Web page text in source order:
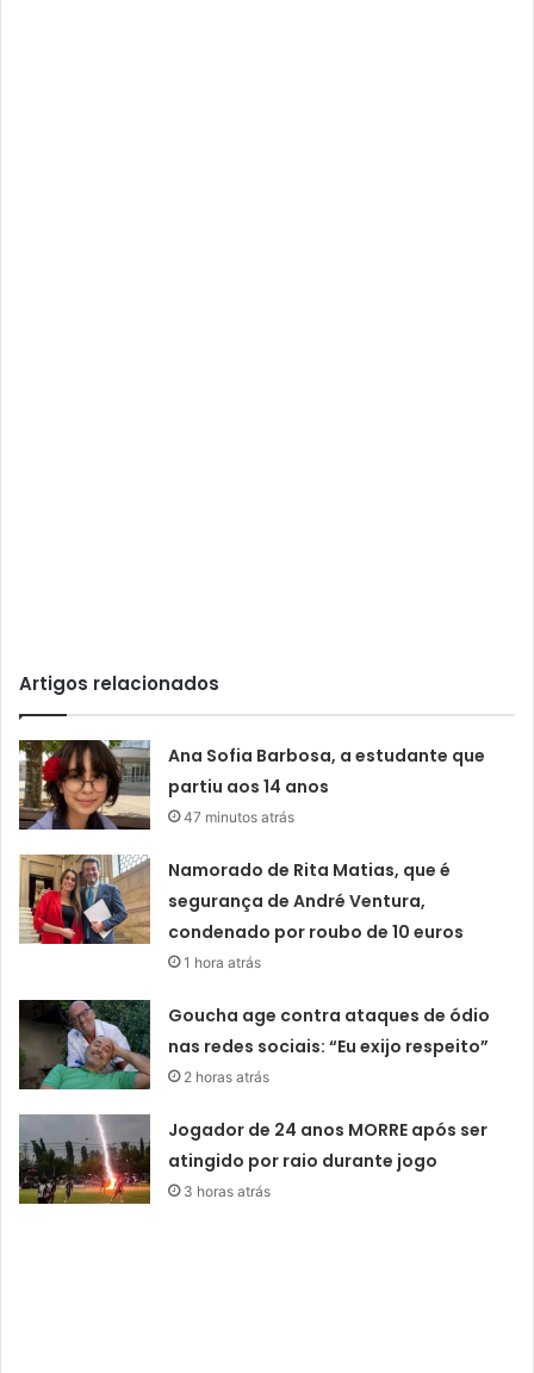
Artigos relacionados
Ana Sofia Barbosa, a estudante que
partiu aos 14 anos
47 minutos atrás
Namorado de Rita Matias, que é
segurança de André Ventura,
condenado por roubo de 10 euros
1 hora atrás
Goucha age contra ataques de ódio
nas redes sociais: “Eu exijo respeito”
2 horas atrás
Jogador de 24 anos MORRE após ser
atingido por raio durante jogo
3 horas atrás